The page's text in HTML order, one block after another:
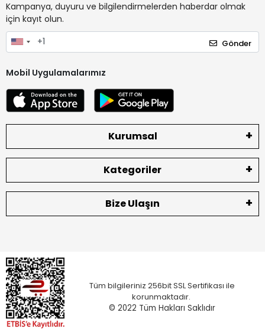
Kampanya, duyuru ve bilgilendirmelerden haberdar olmak
için kayıt olun.
Gönder
Mobil Uygulamalarımız
Kurumsal
Kategoriler
Bize Ulaşın
Tüm bilgileriniz 256bit SSL Sertifikası ile
korunmaktadır.
© 2022 Tüm Hakları Saklıdır